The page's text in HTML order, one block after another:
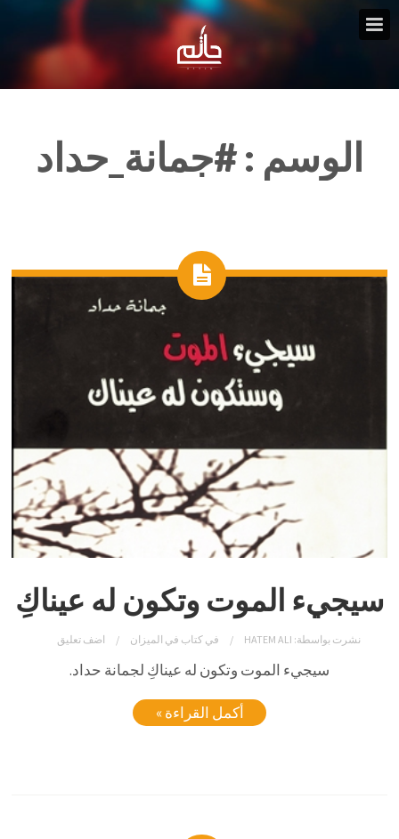
الوسم :#جمانة_حداد
سيجيء الموت وتكون له عيناكِ
نشرت بواسطة: HATEM ALI فيكتاب في الميزان اضف تعليق
سيجيء الموت وتكون له عيناكِ لجمانة حداد.
أكمل القراءة »